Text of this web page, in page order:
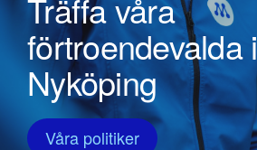
Träffa våra
förtroendevalda i
Nyköping
Våra politiker